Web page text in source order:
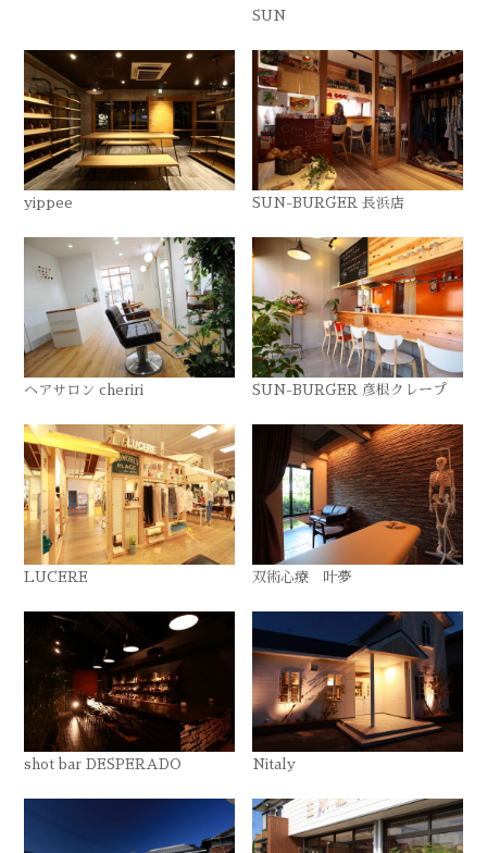
SUN
yippee SUN-BURGER 長浜店
ヘアサロン cheriri SUN-BURGER 彦根クレープ
LUCERE 双術心療 叶夢
shot bar DESPERADO Nitaly